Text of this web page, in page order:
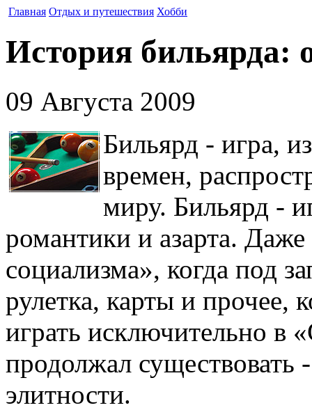
Главная Отдых и путешествия Хобби
История бильярда:
09 Августа 2009
Бильярд - игра,
времен,
миру. Бильярд -
романтики и азарта. Даже
социализма», когда под
рулетка, карты и прочее,
играть исключительно в
продолжал существовать
элитности.